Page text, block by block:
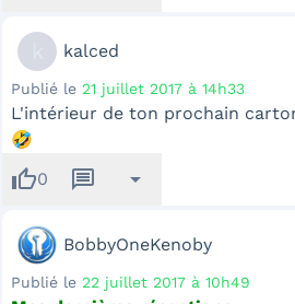
kalced
Publié le 21 juillet 2017 à 14h33
L'intérieur de ton prochain
🤣
thumb_up0 message arrow_drop_down
BobbyOneKenoby
Publié le 22 juillet 2017 à 10h49